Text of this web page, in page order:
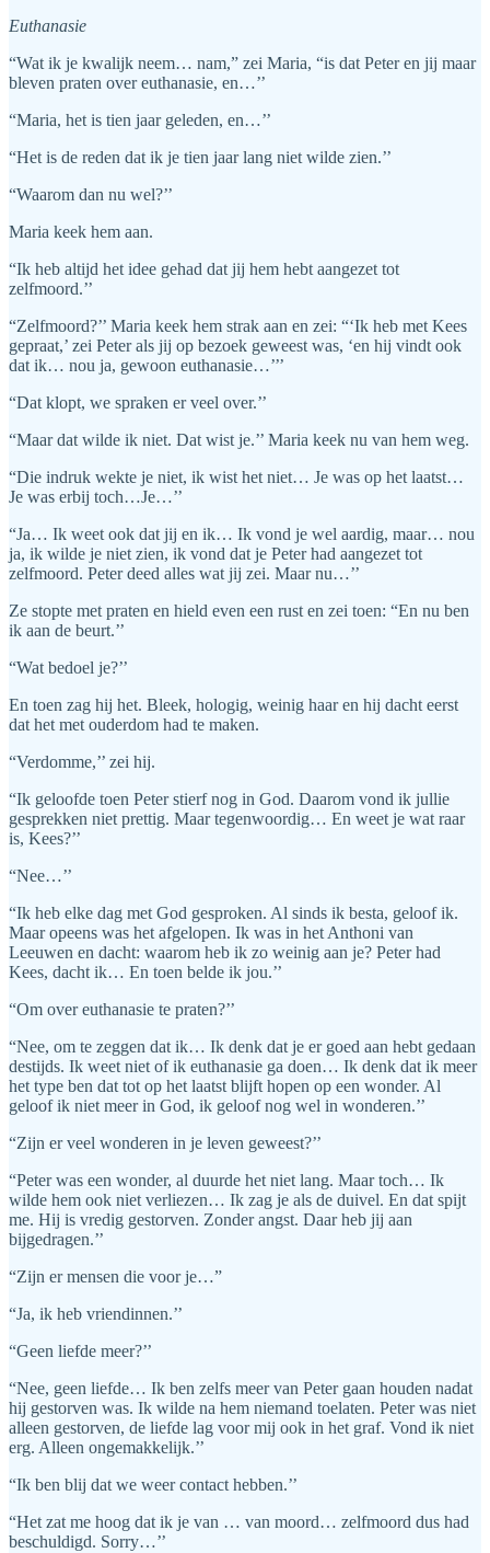
Euthanasie
“Wat ik je kwalijk neem… nam,” zei Maria, “is dat Peter en jij maar
bleven praten over euthanasie, en…’’
“Maria, het is tien jaar geleden, en…’’
“Het is de reden dat ik je tien jaar lang niet wilde zien.’’
“Waarom dan nu wel?’’
Maria keek hem aan.
“Ik heb altijd het idee gehad dat jij hem hebt aangezet tot
zelfmoord.’’
“Zelfmoord?’’ Maria keek hem strak aan en zei: “‘Ik heb met Kees
gepraat,’ zei Peter als jij op bezoek geweest was, ‘en hij vindt ook
dat ik… nou ja, gewoon euthanasie…’’’
“Dat klopt, we spraken er veel over.’’
“Maar dat wilde ik niet. Dat wist je.’’ Maria keek nu van hem weg.
“Die indruk wekte je niet, ik wist het niet… Je was op het laatst…
Je was erbij toch…Je…’’
“Ja… Ik weet ook dat jij en ik… Ik vond je wel aardig, maar… nou
ja, ik wilde je niet zien, ik vond dat je Peter had aangezet tot
zelfmoord. Peter deed alles wat jij zei. Maar nu…’’
Ze stopte met praten en hield even een rust en zei toen: “En nu ben
ik aan de beurt.’’
“Wat bedoel je?’’
En toen zag hij het. Bleek, hologig, weinig haar en hij dacht eerst
dat het met ouderdom had te maken.
“Verdomme,’’ zei hij.
“Ik geloofde toen Peter stierf nog in God. Daarom vond ik jullie
gesprekken niet prettig. Maar tegenwoordig… En weet je wat raar
is, Kees?’’
“Nee…’’
“Ik heb elke dag met God gesproken. Al sinds ik besta, geloof ik.
Maar opeens was het afgelopen. Ik was in het Anthoni van
Leeuwen en dacht: waarom heb ik zo weinig aan je? Peter had
Kees, dacht ik… En toen belde ik jou.’’
“Om over euthanasie te praten?’’
“Nee, om te zeggen dat ik… Ik denk dat je er goed aan hebt gedaan
destijds. Ik weet niet of ik euthanasie ga doen… Ik denk dat ik meer
het type ben dat tot op het laatst blijft hopen op een wonder. Al
geloof ik niet meer in God, ik geloof nog wel in wonderen.’’
“Zijn er veel wonderen in je leven geweest?’’
“Peter was een wonder, al duurde het niet lang. Maar toch… Ik
wilde hem ook niet verliezen… Ik zag je als de duivel. En dat spijt
me. Hij is vredig gestorven. Zonder angst. Daar heb jij aan
bijgedragen.’’
“Zijn er mensen die voor je…”
“Ja, ik heb vriendinnen.’’
“Geen liefde meer?’’
“Nee, geen liefde… Ik ben zelfs meer van Peter gaan houden nadat
hij gestorven was. Ik wilde na hem niemand toelaten. Peter was niet
alleen gestorven, de liefde lag voor mij ook in het graf. Vond ik niet
erg. Alleen ongemakkelijk.’’
“Ik ben blij dat we weer contact hebben.’’
“Het zat me hoog dat ik je van … van moord… zelfmoord dus had
beschuldigd. Sorry…’’